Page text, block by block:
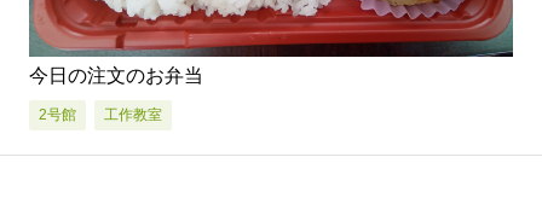
今日の注文のお弁当
2号館 工作教室